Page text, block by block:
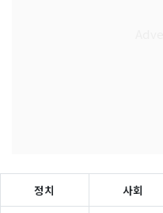
정치 사회